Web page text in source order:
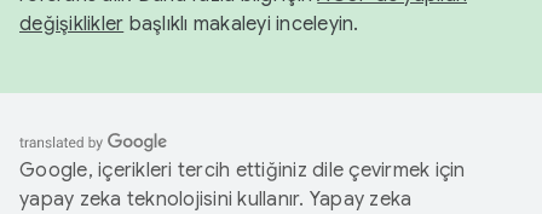
değişiklikler başlıklı makaleyi inceleyin.
Google, içerikleri tercih ettiğiniz dile çevirmek için
yapay zeka teknolojisini kullanır. Yapay zeka